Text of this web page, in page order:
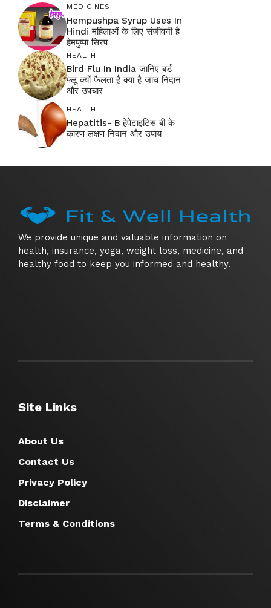
MEDICINES
Hempushpa Syrup Uses In
Hindi महिलाओं के लिए संजीवनी है
हेमपुष्पा सिरप
HEALTH
Bird Flu In India जानिए बर्ड
फ्लू क्यों फैलता है क्या है जांच निदान
और उपचार
HEALTH
Hepatitis- B हेपेटाइटिस बी के
कारण लक्षण निदान और उपाय
We provide unique and valuable information on
health, insurance, yoga, weight loss, medicine, and
healthy food to keep you informed and healthy.
Site Links
About Us
Contact Us
Privacy Policy
Disclaimer
Terms & Conditions